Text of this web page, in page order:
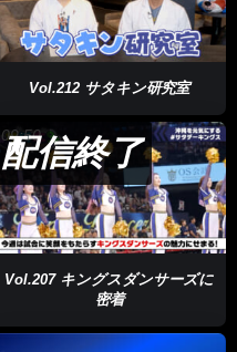
Vol.212 サタキン研究室
09:50
配信終了
Vol.207 キングスダンサーズに
密着